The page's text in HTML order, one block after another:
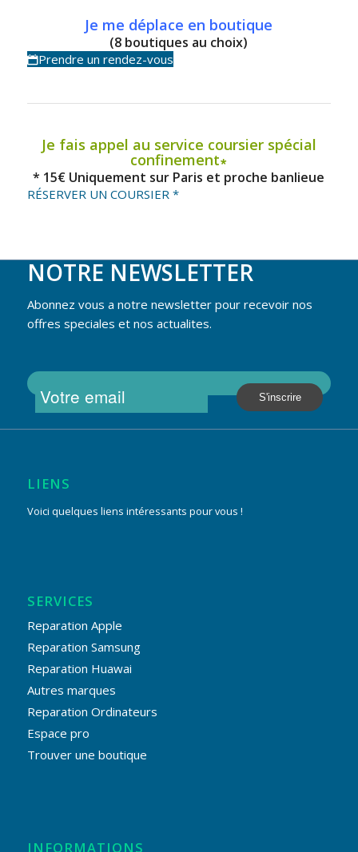
Je me déplace en boutique
(8 boutiques au choix)
Prendre un rendez-vous
Je fais appel au service coursier spécial
confinement∗
* 15€ Uniquement sur Paris et proche banlieue
RÉSERVER UN COURSIER *
NOTRE NEWSLETTER
Abonnez vous a notre newsletter pour recevoir nos
offres speciales et nos actualites.
LIENS
Voici quelques liens intéressants pour vous !
SERVICES
Reparation Apple
Reparation Samsung
Reparation Huawai
Autres marques
Reparation Ordinateurs
Espace pro
Trouver une boutique
INFORMATIONS